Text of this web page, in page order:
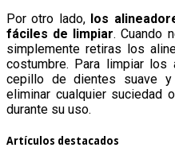
Por otro lado, los
fáciles de limpiar. Cuando
simplemente retiras los
costumbre. Para limpiar los
cepillo de dientes suave
eliminar cualquier suciedad
durante su uso.
Artículos destacados